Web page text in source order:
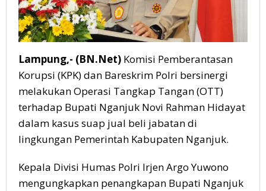
Lampung,- (BN.Net) Komisi Pemberantasan
Korupsi (KPK) dan Bareskrim Polri bersinergi
melakukan Operasi Tangkap Tangan (OTT)
terhadap Bupati Nganjuk Novi Rahman Hidayat
dalam kasus suap jual beli jabatan di
lingkungan Pemerintah Kabupaten Nganjuk.
Kepala Divisi Humas Polri Irjen Argo Yuwono
mengungkapkan penangkapan Bupati Nganjuk